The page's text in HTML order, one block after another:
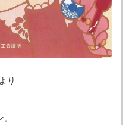
より